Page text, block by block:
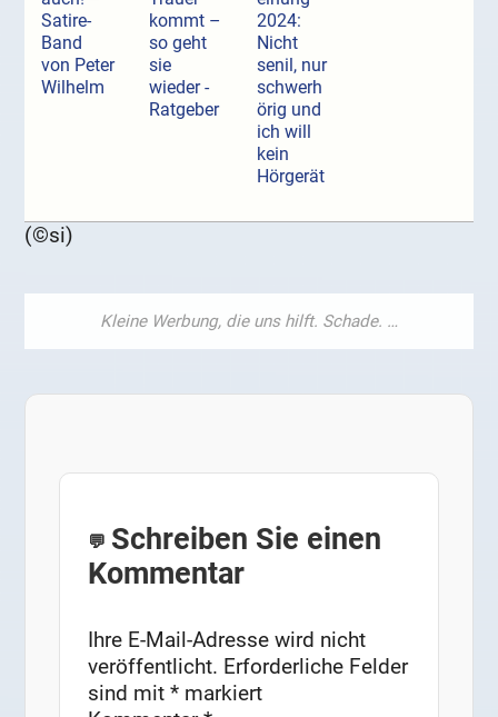
Satire-
Band
von Peter
Wilhelm
kommt –
so geht
sie
wieder -
Ratgeber
2024:
Nicht
senil, nur
schwerh
örig und
ich will
kein
Hörgerät
(©si)
Schreiben Sie einen
Kommentar
Ihre E-Mail-Adresse wird nicht
veröffentlicht. Erforderliche Felder
sind mit* markiert